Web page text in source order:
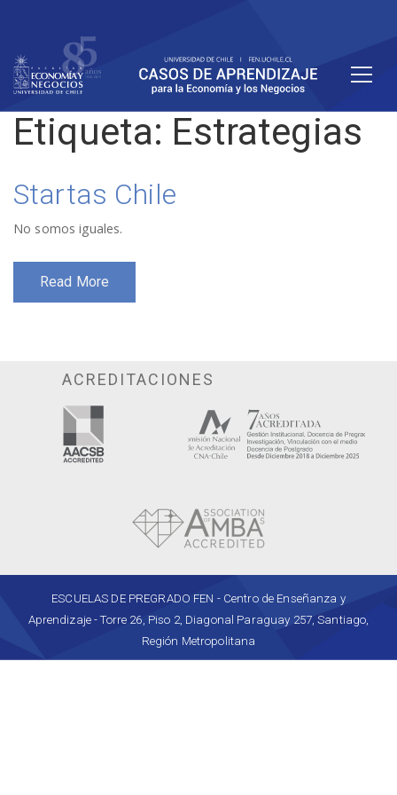
Etiqueta: Estrategias
Startas Chile
No somos iguales.
Read More
ACREDITACIONES
ESCUELAS DE PREGRADO FEN - Centro de Enseñanza y
Aprendizaje - Torre 26, Piso 2, Diagonal Paraguay 257, Santiago,
Región Metropolitana